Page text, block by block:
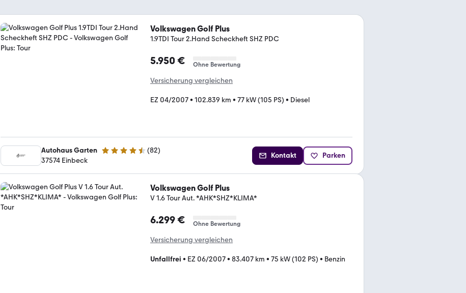
Volkswagen Golf Plus
1.9TDI Tour 2.Hand Scheckheft SHZ PDC
5.950 € Ohne Bewertung
Versicherung vergleichen
EZ 04/2007• 102.839 km • 77 kW (105 PS) • Diesel
Autohaus Garten 4.6 Sterne (82)
37574 Einbeck
Kontakt Parken
Volkswagen Golf Plus
V 1.6 Tour Aut. *AHK*SHZ*KLIMA*
6.299 € Ohne Bewertung
Versicherung vergleichen
Unfallfrei • EZ 06/2007• 83.407 km • 75 kW (102 PS) • Benzin